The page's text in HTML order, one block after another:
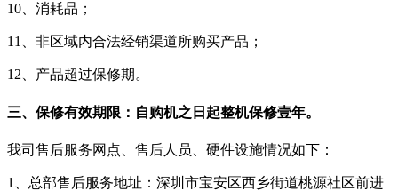
10、消耗品；
11、非区域内合法经销渠道所购买产品；
12、产品超过保修期。
三、保修有效期限：自购机之日起整机保修壹年。
我司售后服务网点、售后人员、硬件设施情况如下：
1、总部售后服务地址：深圳市宝安区西乡街道桃源社区前进